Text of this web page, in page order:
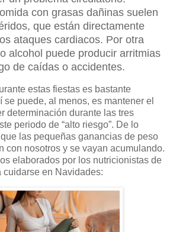
con grasas dañinas suelen
que están directamente
ataques cardiacos. Por otra
alcohol puede producir arritmias
de caídas o accidentes.
estas fiestas es bastante
puede, al menos, es mantener el
determinación durante las tres
periodo de “alto riesgo”. De lo
las pequeñas ganancias de peso
con nosotros y se vayan acumulando.
elaborados por los nutricionistas de
cuidarse en Navidades: